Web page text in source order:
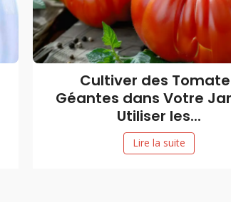
Cultiver des
Géantes dans Votre
Utiliser les...
Lire la suite